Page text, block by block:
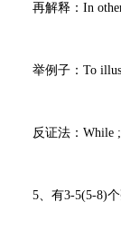
再解释：In other
举例子：To
反证法：While
5、有3-5(5-8)个